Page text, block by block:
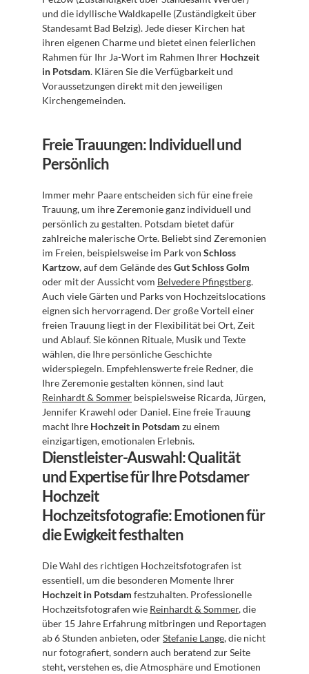
und die idyllische Waldkapelle (Zuständigkeit über
Standesamt Bad Belzig). Jede dieser Kirchen hat
ihren eigenen Charme und bietet einen feierlichen
Rahmen für Ihr Ja-Wort im Rahmen Ihrer Hochzeit
in Potsdam. Klären Sie die Verfügbarkeit und
Voraussetzungen direkt mit den jeweiligen
Kirchengemeinden.
Freie Trauungen: Individuell und
Persönlich
Immer mehr Paare entscheiden sich für eine freie
Trauung, um ihre Zeremonie ganz individuell und
persönlich zu gestalten. Potsdam bietet dafür
zahlreiche malerische Orte. Beliebt sind Zeremonien
im Freien, beispielsweise im Park von Schloss
Kartzow, auf dem Gelände des Gut Schloss Golm
oder mit der Aussicht vom Belvedere Pfingstberg.
Auch viele Gärten und Parks von Hochzeitslocations
eignen sich hervorragend. Der große Vorteil einer
freien Trauung liegt in der Flexibilität bei Ort, Zeit
und Ablauf. Sie können Rituale, Musik und Texte
wählen, die Ihre persönliche Geschichte
widerspiegeln. Empfehlenswerte freie Redner, die
Reinhardt & Sommer beispielsweise Ricarda, Jürgen,
Jennifer Krawehl oder Daniel. Eine freie Trauung
macht Ihre Hochzeit in Potsdam zu einem
einzigartigen, emotionalen Erlebnis.
Dienstleister-Auswahl: Qualität
und Expertise für Ihre Potsdamer
Hochzeit
Hochzeitsfotografie: Emotionen für
die Ewigkeit festhalten
Die Wahl des richtigen Hochzeitsfotografen ist
Hochzeit in Potsdam festzuhalten. Professionelle
Hochzeitsfotografen wie Reinhardt & Sommer, die
über 15 Jahre Erfahrung mitbringen und Reportagen
ab 6 Stunden anbieten, oder Stefanie Lange, die nicht
nur fotografiert, sondern auch beratend zur Seite
steht, verstehen es, die Atmosphäre und Emotionen